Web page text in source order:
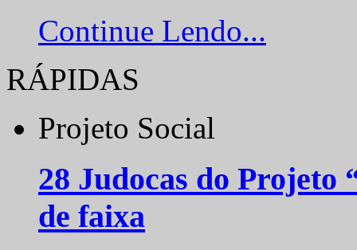
Continue Lendo...
RÁPIDAS
Projeto Social
28 Judocas do
de faixa